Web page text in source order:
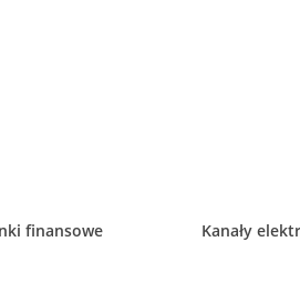
finansowe Kanały